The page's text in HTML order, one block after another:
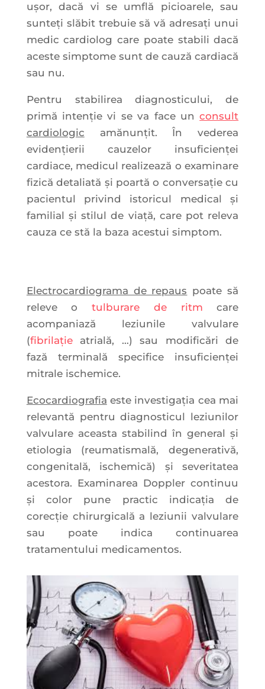
ușor, dacă vi se umflă picioarele, sau
sunteți slăbit trebuie să vă adresați unui
medic cardiolog care poate stabili dacă
aceste simptome sunt de cauză cardiacă
sau nu.
Pentru stabilirea diagnosticului, de
primă intenție vi se va face unconsult
cardiologic amănunțit. În vederea
evidenţierii cauzelor insuficienței
cardiace, medicul realizează o examinare
fizică detaliată şi poartă o conversaţie cu
pacientul privind istoricul medical şi
familial şi stilul de viaţă, care pot releva
cauza ce stă la baza acestui simptom.
Electrocardiograma de repaus poate să
releve otulburare de ritm care
acompaniază leziunile valvulare
(fibrilațieatrială, …) sau modificări de
fază terminală specifice insuficienței
mitrale ischemice.
Ecocardiografia este investigația cea mai
relevantă pentru diagnosticul leziunilor
valvulare aceasta stabilind în general și
etiologia (reumatismală, degenerativă,
congenitală, ischemică) și severitatea
acestora. Examinarea Doppler continuu
și color pune practic indicația de
corecție chirurgicală a leziunii valvulare
sau poate indica continuarea
tratamentului medicamentos.